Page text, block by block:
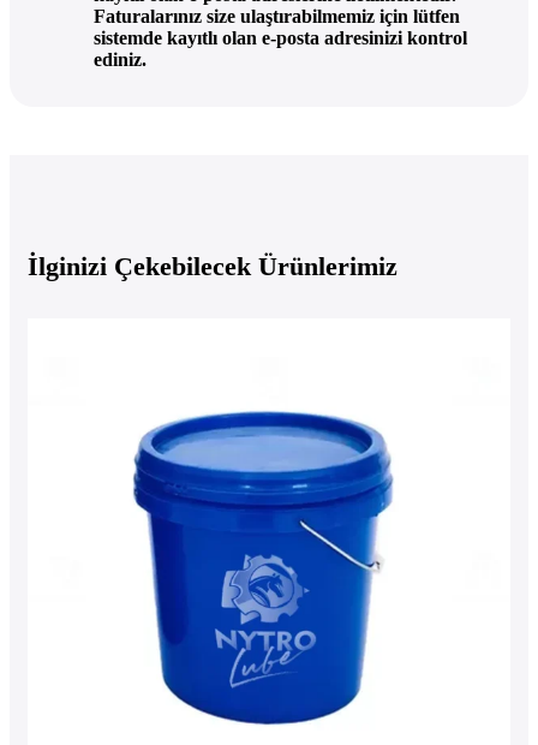
Faturalarınız size ulaştırabilmemiz için lütfen
sistemde kayıtlı olan e-posta adresinizi kontrol
ediniz.
İlginizi Çekebilecek Ürünlerimiz